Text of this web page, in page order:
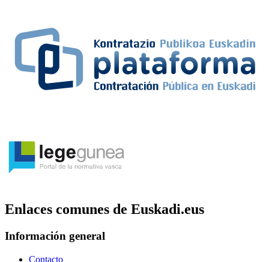
Enlaces comunes de Euskadi.eus
Información general
Contacto